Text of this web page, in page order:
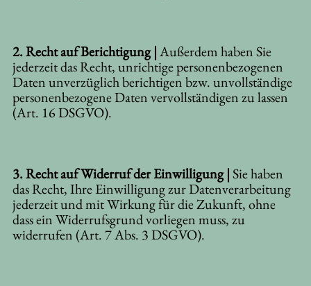
2. Recht auf Berichtigung |Außerdem haben Sie
jederzeit das Recht, unrichtige personenbezogenen
Daten unverzüglich berichtigen bzw. unvollständige
personenbezogene Daten vervollständigen zu lassen
(Art. 16 DSGVO).
3. Recht auf Widerruf der Einwilligung |Sie haben
das Recht, Ihre Einwilligung zur Datenverarbeitung
jederzeit und mit Wirkung für die Zukunft, ohne
dass ein Widerrufsgrund vorliegen muss, zu
widerrufen (Art. 7 Abs. 3 DSGVO).